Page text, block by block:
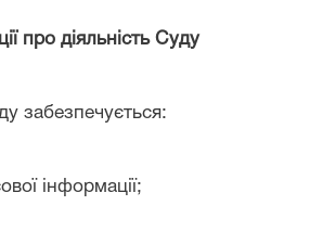
про діяльність Суду
забезпечується:
інформації;